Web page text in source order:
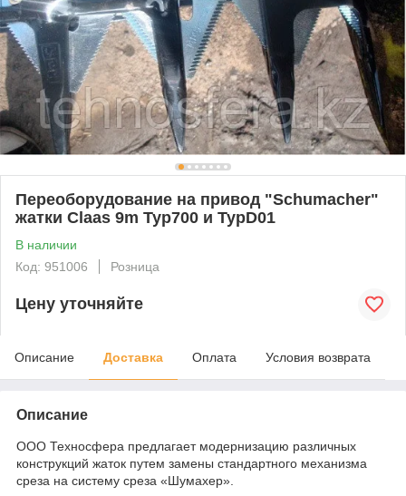
Переоборудование на привод "Schumacher"
жатки Claas 9m Typ700 и ТурD01
В наличии
Код: 951006
Розница
Цену уточняйте
Описание Доставка Оплата Условия возврата
Описание
ООО Техносфера предлагает модернизацию различных
конструкций жаток путем замены стандартного механизма
среза на систему среза «Шумахер».